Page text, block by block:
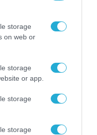
storage
on web or
storage
or app.
storage
storage